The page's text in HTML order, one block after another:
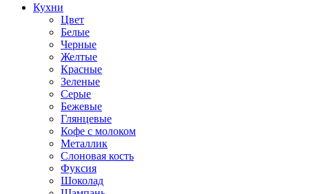
Кухни
Цвет
Белые
Черные
Желтые
Красные
Зеленые
Серые
Бежевые
Глянцевые
Кофе с молоком
Металлик
Слоновая кость
Фуксия
Шоколад